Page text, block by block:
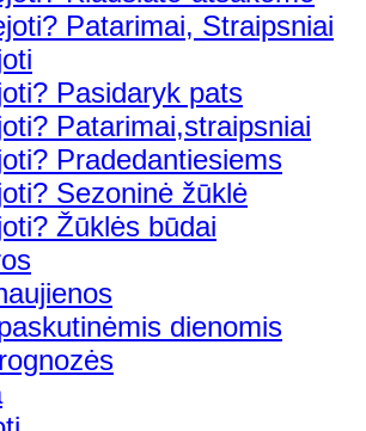
Patarimai, Straipsniai
Pasidaryk pats
Patarimai,straipsniai
Pradedantiesiems
Sezoninė žūklė
Žūklės būdai
dienomis